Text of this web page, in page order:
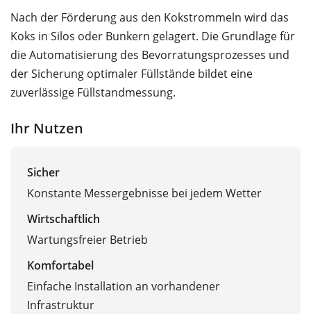
Nach der Förderung aus den Kokstrommeln wird das
Koks in Silos oder Bunkern gelagert. Die Grundlage für
die Automatisierung des Bevorratungsprozesses und
der Sicherung optimaler Füllstände bildet eine
zuverlässige Füllstandmessung.
Ihr Nutzen
Sicher
Konstante Messergebnisse bei jedem Wetter
Wirtschaftlich
Wartungsfreier Betrieb
Komfortabel
Einfache Installation an vorhandener
Infrastruktur